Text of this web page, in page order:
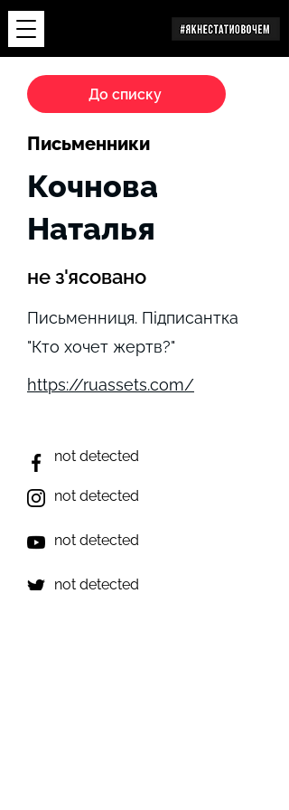
До списку
Письменники
не з'ясовано
Кочнова
Наталья
Письменниця. Підписантка
"Кто хочет жертв?"
https://ruassets.com/
not detected
not detected
not detected
not detected